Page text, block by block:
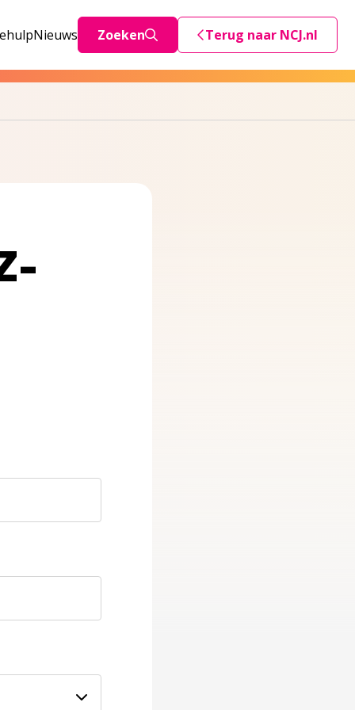
Nieuws Zoeken Terug naar NCJ.nl
Deze link stuurt je terug